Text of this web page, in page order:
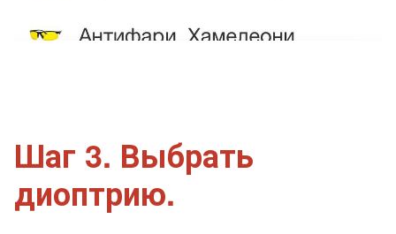
Шаг 3. Выбрать
диоптрию.